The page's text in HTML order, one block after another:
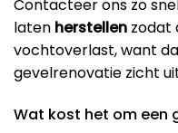
Contacteer ons zo
laten herstellen zodat
vochtoverlast, want
gevelrenovatie zicht
Wat kost het om een